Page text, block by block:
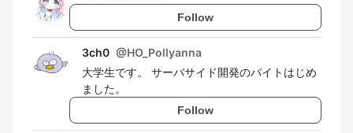
Follow
3ch0 @HO_Pollyanna
大学生です。 サーバサイド開発のバイトはじめ
ました。
Follow